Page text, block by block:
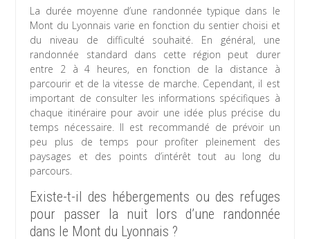
La durée moyenne d’une randonnée typique dans le
Mont du Lyonnais varie en fonction du sentier choisi et
du niveau de difficulté souhaité. En général, une
randonnée standard dans cette région peut durer
entre 2 à 4 heures, en fonction de la distance à
parcourir et de la vitesse de marche. Cependant, il est
important de consulter les informations spécifiques à
chaque itinéraire pour avoir une idée plus précise du
temps nécessaire. Il est recommandé de prévoir un
peu plus de temps pour profiter pleinement des
paysages et des points d’intérêt tout au long du
parcours.
Existe-t-il des hébergements ou des refuges
pour passer la nuit lors d’une randonnée
dans le Mont du Lyonnais ?